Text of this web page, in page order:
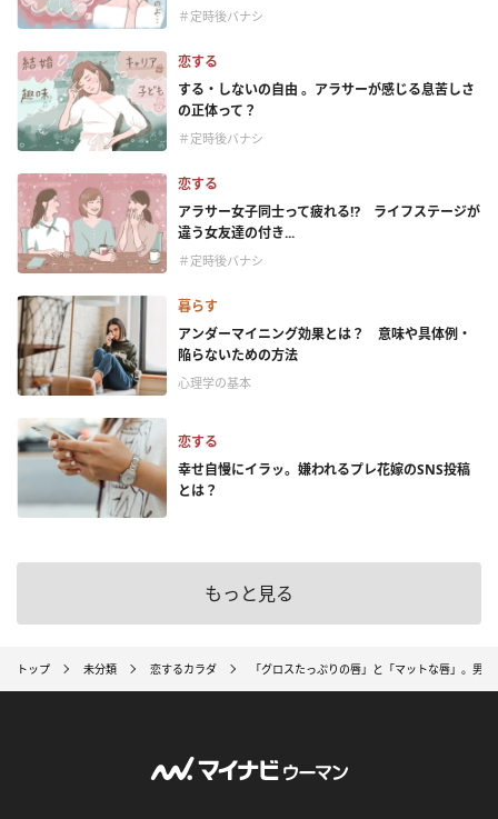
＃定時後バナシ
恋する
する・しないの自由 。アラサーが感じる息苦しさ
の正体って？
＃定時後バナシ
恋する
アラサー女子同士って疲れる⁉ ライフステージが
違う女友達の付き...
＃定時後バナシ
暮らす
アンダーマイニング効果とは？ 意味や具体例・
陥らないための方法
心理学の基本
恋する
幸せ自慢にイラッ。嫌われるプレ花嫁のSNS投稿
とは？
もっと見る
トップ 未分類 恋するカラダ 「グロスたっぷりの唇」と「マットな唇」。男